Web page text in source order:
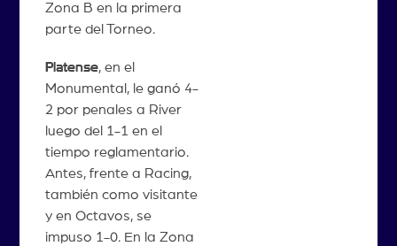
Zona B en la primera
parte del Torneo.
Platense, en el
Monumental, le ganó 4-
2 por penales a River
luego del 1-1 en el
tiempo reglamentario.
Antes, frente a Racing,
también como visitante
y en Octavos, se
impuso 1-0. En la Zona